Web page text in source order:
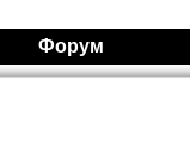
Форум